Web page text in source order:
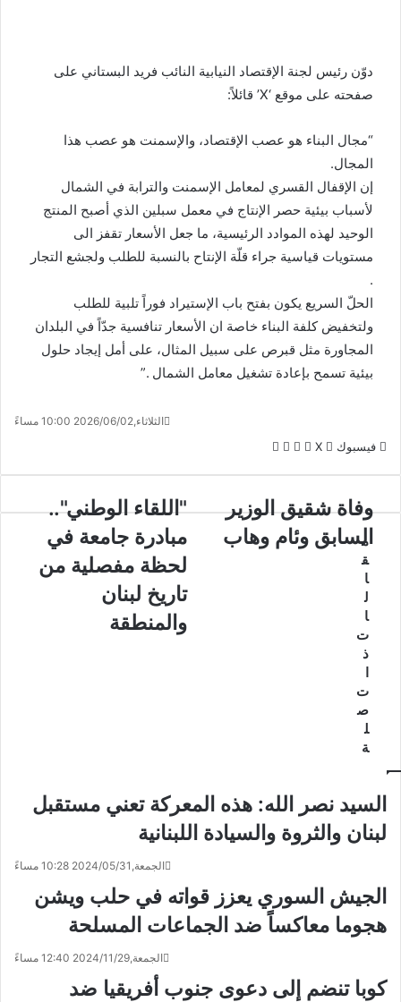
دوّن رئيس لجنة الإقتصاد النيابية النائب فريد البستاني على
صفحته على موقع ‘X’ قائلاً:
“‏مجال البناء هو عصب الإقتصاد، والإسمنت هو عصب هذا
المجال.
إن الإقفال القسري لمعامل الإسمنت والترابة في الشمال
لأسباب بيئية حصر الإنتاج في معمل سبلين الذي أصبح المنتج
الوحيد لهذه الموادد الرئيسية، ما جعل الأسعار تقفز الى
مستويات قياسية جراء قلّة الإنتاح بالنسبة للطلب ولجشع التجار
.
الحلّ السريع يكون بفتح باب الإستيراد فوراً تلبية للطلب
ولتخفيض كلفة البناء خاصة ان الأسعار تنافسية جدّاً في البلدان
المجاورة مثل قبرص على سبيل المثال، على أمل إيجاد حلول
بيئية تسمح بإعادة تشغيل معامل الشمال .”
الثلاثاء,2026/06/02 10:00 مساءً
فيسبوك X لينكدإن
واتساب
تيلقرام
"اللقاء الوطني"..
مبادرة جامعة في
لحظة مفصلية من
تاريخ لبنان
والمنطقة
وفاة شقيق الوزير
السابق وئام وهاب
م
ق
ا
ل
ا
ت
ذ
ا
ت
ص
ل
ة
السيد نصر الله: هذه المعركة تعني مستقبل
لبنان والثروة والسيادة اللبنانية
الجمعة,2024/05/31 10:28 مساءً
الجيش السوري يعزز قواته في حلب ويشن
هجوما معاكساً ضد الجماعات المسلحة
الجمعة,2024/11/29 12:40 مساءً
كوبا تنضم إلى دعوى جنوب أفريقيا ضد